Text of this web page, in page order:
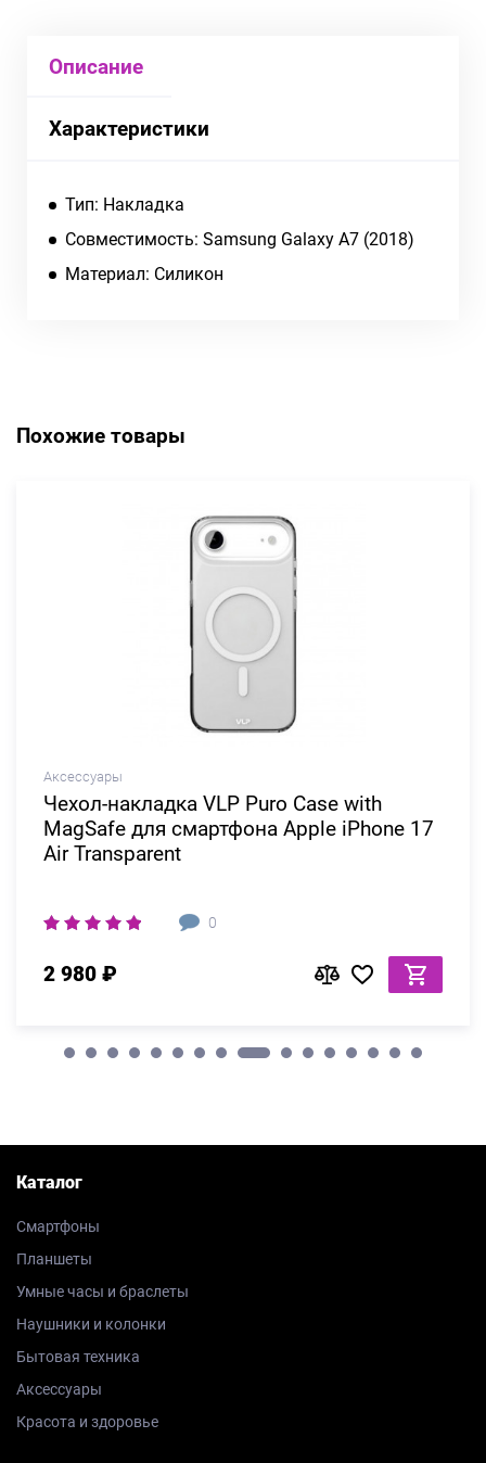
Описание
Характеристики
Тип: Накладка
Совместимость: Samsung Galaxy A7 (2018)
Материал: Силикон
Похожие товары
Аксессуары
Чехол-накладка VLP Puro Case with
MagSafe для смартфона Apple iPhone 17
Air Transparent
0
2 980 ₽
Каталог
Смартфоны
Планшеты
Умные часы и браслеты
Наушники и колонки
Бытовая техника
Аксессуары
Красота и здоровье